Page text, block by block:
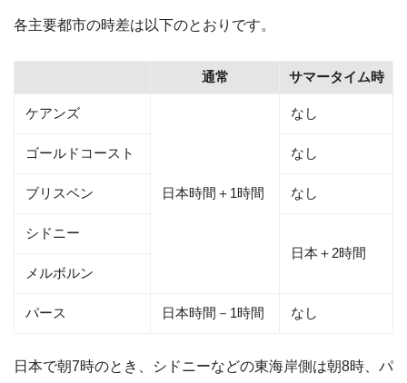
各主要都市の時差は以下のとおりです。
通常 サマータイム時
ケアンズ
日本時間＋1時間
なし
ゴールドコースト なし
ブリスベン なし
シドニー
日本＋2時間
メルボルン
パース 日本時間－1時間 なし
日本で朝7時のとき、シドニーなどの東海岸側は朝8時、パ